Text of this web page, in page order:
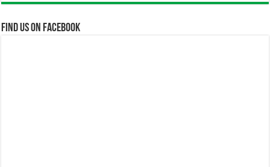
Find us on Facebook